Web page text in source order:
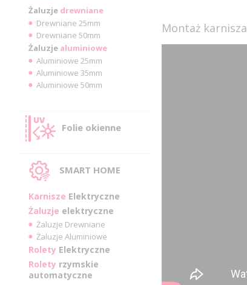
Żaluzje drewniane
Drewniane 25mm
Drewniane 50mm
Żaluzje aluminiowe
Aluminiowe 25mm
Aluminiowe 35mm
Aluminiowe 50mm
Folie okienne
SMART HOME
Karnisze Elektryczne
Żaluzje elektryczne
Żaluzje Drewniane
Żaluzje Aluminiowe
Rolety Elektryczne
Rolety rzymskie
automatyczne
Montaż karnisza